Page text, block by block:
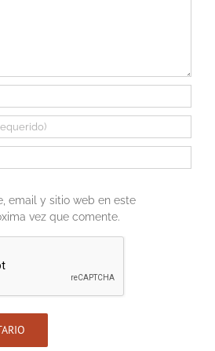
email y sitio web en este
vez que comente.